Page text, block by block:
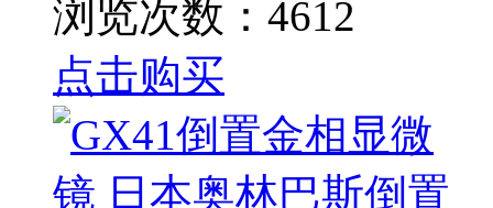
浏览次数：4612
点击购买